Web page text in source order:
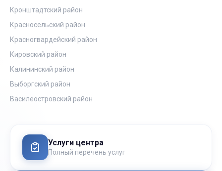
Кронштадтский район
Красносельский район
Красногвардейский район
Кировский район
Калининский район
Выборгский район
Василеостровский район
Услуги центра
Полный перечень услуг